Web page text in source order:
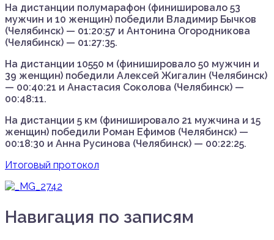
На дистанции полумарафон (финишировало 53
мужчин и 10 женщин) победили Владимир Бычков
(Челябинск) — 01:20:57 и Антонина Огородникова
(Челябинск) — 01:27:35.
На дистанции 10550 м (финишировало 50 мужчин и
39 женщин) победили Алексей Жигалин (Челябинск)
— 00:40:21 и Анастасия Соколова (Челябинск) —
00:48:11.
На дистанции 5 км (финишировало 21 мужчина и 15
женщин) победили Роман Ефимов (Челябинск) —
00:18:30 и Анна Русинова (Челябинск) — 00:22:25.
Итоговый протокол
Навигация по записям